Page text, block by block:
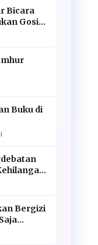
Bicara
Gosip
Buku di
Bergizi
Depan